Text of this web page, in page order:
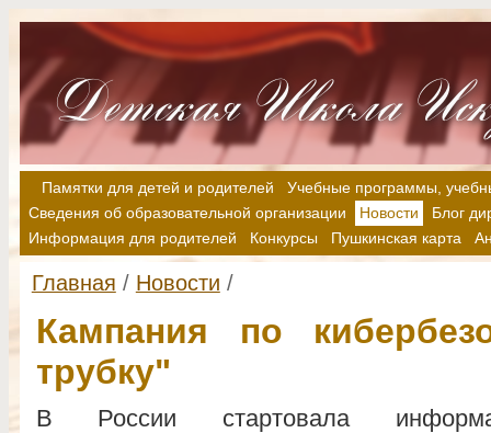
Памятки для детей и родителей
Учебные программы,
Сведения об образовательной организации
Новости
Блог
Информация для родителей
Конкурсы Пушкинская карта
Главная / Новости /
Кампания по
трубку"
В России стартовала